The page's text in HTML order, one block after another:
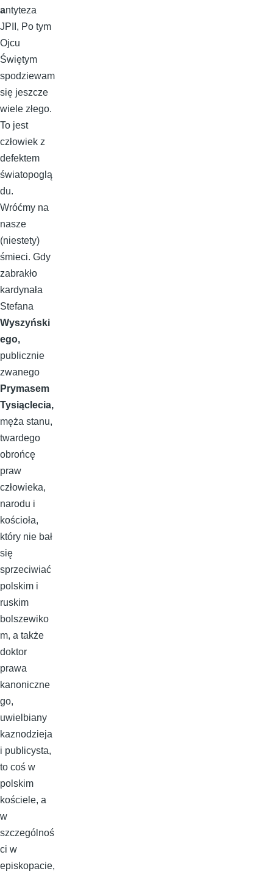
antyteza
JPII, Po tym
Ojcu
Świętym
spodziewam
się jeszcze
wiele złego.
To jest
człowiek z
defektem
światopoglą
du.
Wróćmy na
nasze
(niestety)
śmieci. Gdy
zabrakło
kardynała
Stefana
Wyszyński
ego,
publicznie
zwanego
Prymasem
Tysiąclecia,
męża stanu,
twardego
obrońcę
praw
człowieka,
narodu i
kościoła,
który nie bał
się
sprzeciwiać
polskim i
ruskim
bolszewiko
m, a także
doktor
prawa
kanoniczne
go,
uwielbiany
kaznodzieja
i publicysta,
to coś w
polskim
kościele, a
w
szczególnoś
ci w
episkopacie,